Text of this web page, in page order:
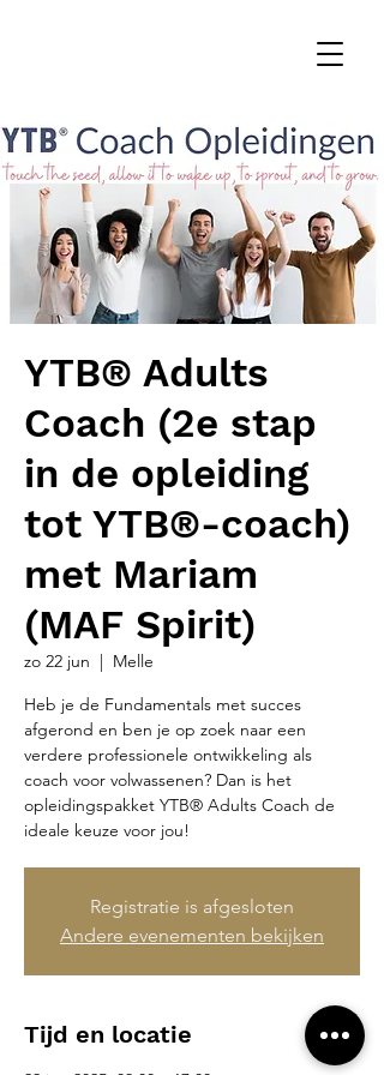
YTB® Adults
Coach (2e stap
in de opleiding
tot YTB®-coach)
met Mariam
(MAF Spirit)
zo 22 jun
  |
Melle
Heb je de Fundamentals met succes
afgerond en ben je op zoek naar een
verdere professionele ontwikkeling als
coach voor volwassenen? Dan is het
opleidingspakket YTB® Adults Coach de
ideale keuze voor jou!
Registratie is afgesloten
Andere evenementen bekijken
Tijd en locatie